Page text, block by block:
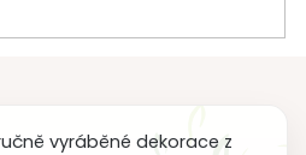
vyráběné dekorace z